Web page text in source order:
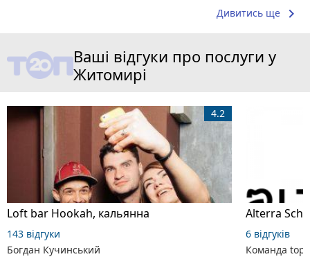
Дивитись ще keyboard_arrow_right
Ваші відгуки про послуги у
Житомирі
Loft bar Hookah, кальянна
4.2
143 відгуки
Богдан Кучинський
6 відгуків
Команда